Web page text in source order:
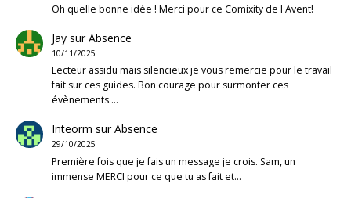
Oh quelle bonne idée ! Merci pour ce Comixity de l'Avent!
JaysurAbsence
10/11/2025
Lecteur assidu mais silencieux je vous remercie pour le travail
fait sur ces guides. Bon courage pour surmonter ces
évènements.…
Inteorm surAbsence
29/10/2025
Première fois que je fais un message je crois. Sam, un
immense MERCI pour ce que tu as fait et…